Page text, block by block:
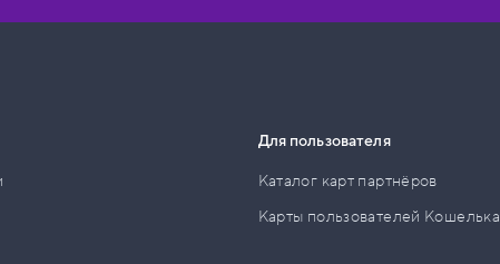
Для пользователя
Каталог карт партнёров
Карты пользователей Кошелька